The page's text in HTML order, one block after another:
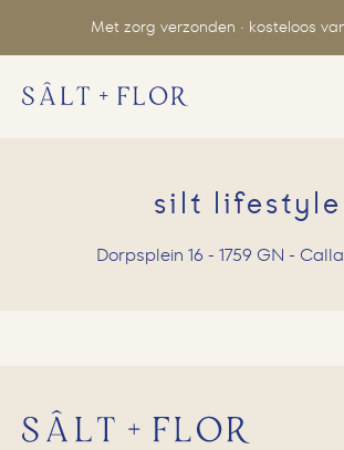
Met zorg verzonden · kosteloos
silt lifestyle
Dorpsplein 16 - 1759 GN -